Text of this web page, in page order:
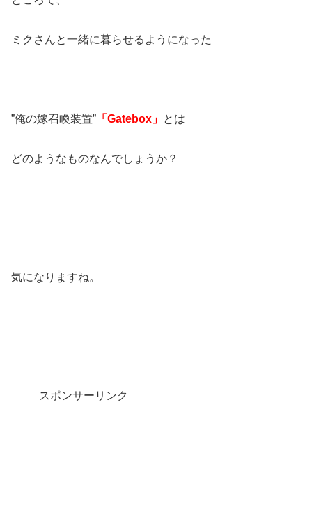
ミクさんと一緒に暮らせるようになった
”俺の嫁召喚装置” 「Gatebox」 とは
どのようなものなんでしょうか？
気になりますね。
スポンサーリンク